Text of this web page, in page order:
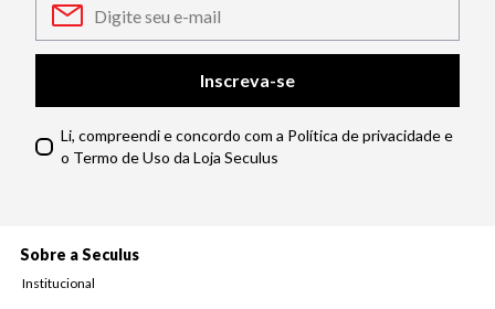
Inscreva-se
Li, compreendi e concordo com a Política de privacidade e
o Termo de Uso da Loja Seculus
Sobre a Seculus
Institucional